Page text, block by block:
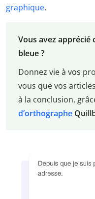
graphique.
Vous avez
bleue ?
Donnez vie à vos
vous que vos
à la conclusion,
d’orthographe